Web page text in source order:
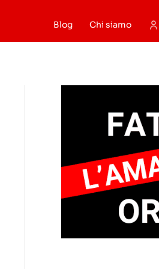
Blog Chi siamo